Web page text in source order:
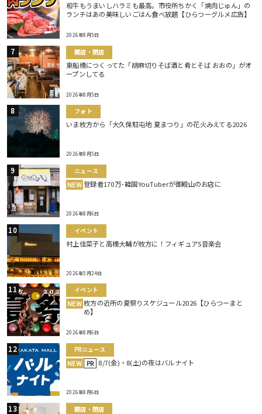
和牛もうまいしハラミも最高。市役所ちかく「焼肉じゅん」の
ランチはあの美味しいごはん食べ放題【ひらつーグルメ広告】
2026年8月5日
開店・閉店
東船橋につくってた「胡麻切りそば酒と肴とそば おおの」がオ
ープンしてる
2026年8月5日
フォト
いま枚方から「大久保駐屯地 夏まつり」の花火みえてる2026
2026年8月5日
ニュース
NEW 登録者170万･韓国YouTuberが御殿山のお店に
2026年8月6日
イベント
村上佳菜子と高橋大輔が枚方に！フィギュアS音楽会
2026年5月24日
イベント
NEW 枚方の近所の夏祭りスケジュール2026【ひらつーまと
め】
2026年8月6日
PRニュース
NEW PR 8/7(金)・8(土)の夜はバルナイト
2026年8月6日
開店・閉店